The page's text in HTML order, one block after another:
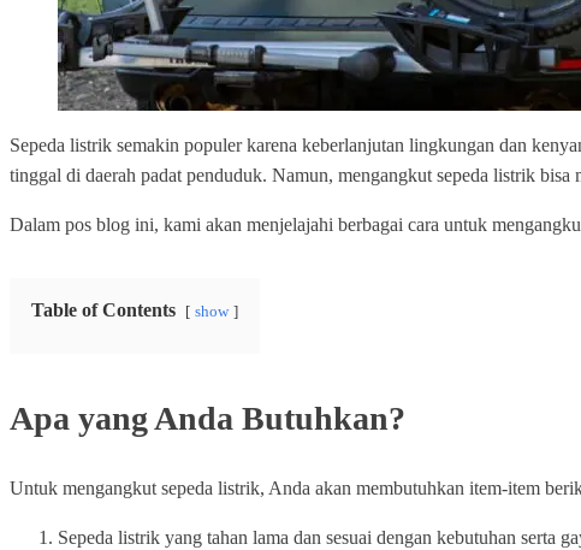
Sepeda listrik semakin populer karena keberlanjutan lingkungan dan
tinggal di daerah padat penduduk. Namun, mengangkut sepeda listrik
Dalam pos blog ini, kami akan menjelajahi berbagai cara untuk
Table of Contents show
Apa yang Anda Butuhkan?
Untuk mengangkut sepeda listrik, Anda akan membutuhkan item-item
Sepeda listrik yang tahan lama dan sesuai dengan kebutuhan serta